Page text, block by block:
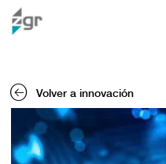
Volver a innovación